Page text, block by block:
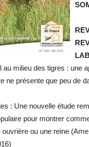
au milieu des tigres : une
ne présente que peu de
: Une nouvelle étude
pour montrer
ou une reine